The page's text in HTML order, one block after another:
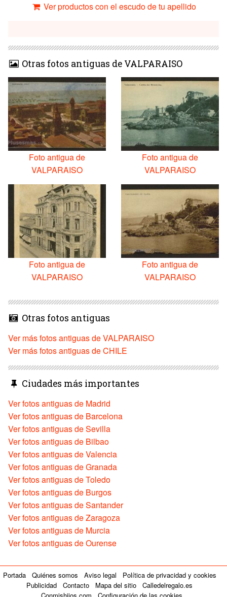
Ver productos con el escudo de tu apellido
Otras fotos antiguas de VALPARAISO
Foto antigua de
VALPARAISO
Foto antigua de
VALPARAISO
Foto antigua de
VALPARAISO
Foto antigua de
VALPARAISO
Otras fotos antiguas
Ver más fotos antiguas de VALPARAISO
Ver más fotos antiguas de CHILE
Ciudades más importantes
Ver fotos antiguas de Madrid
Ver fotos antiguas de Barcelona
Ver fotos antiguas de Sevilla
Ver fotos antiguas de Bilbao
Ver fotos antiguas de Valencia
Ver fotos antiguas de Granada
Ver fotos antiguas de Toledo
Ver fotos antiguas de Burgos
Ver fotos antiguas de Santander
Ver fotos antiguas de Zaragoza
Ver fotos antiguas de Murcia
Ver fotos antiguas de Ourense
Portada Quiénes somos Aviso legal
Política de privacidad y cookies
Publicidad
Contacto Mapa del sitio
Calledelregalo.es
Conmishijos.com
Configuración de las cookies